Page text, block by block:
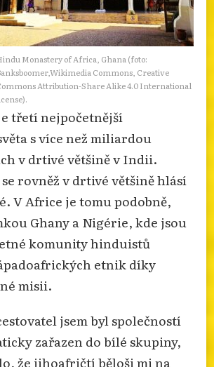
Monastery of Africa, Ghana (foto:
Commons, Creative
Attribution-Share Alike 4.0 International
třetí nejpočetnější
s více než miliardou
v drtivé většině v Indii.
rovněž v drtivé většině hlásí
V Africe je tomu podobně,
Ghany a Nigérie, kde jsou
komunity hinduistů
etnik díky
misii.
jsem byl společností
zařazen do bílé skupiny,
že jihoafričtí běloši mi na